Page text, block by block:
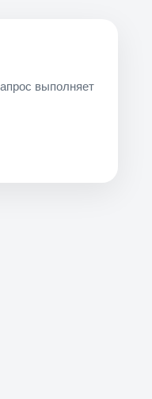
выполняет